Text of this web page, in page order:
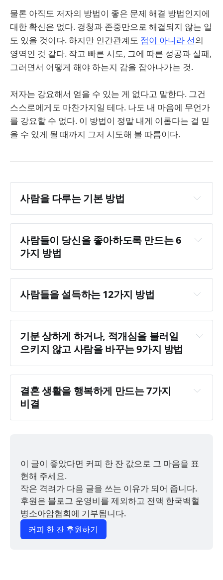
물론 아직도 저자의 방법이 좋은 문제 해결 방법인지에
대한 확신은 없다. 경청과 존중만으로 해결되지 않는 일
도 있을 것이다. 하지만 인간관계도 점이 아니라 선의
영역인 것 같다. 작고 빠른 시도, 그에 따른 성공과 실패,
그러면서 어떻게 해야 하는지 감을 잡아나가는 것.
저자는 강요해서 얻을 수 있는 게 없다고 말한다. 그건
스스로에게도 마찬가지일 테다. 나도 내 마음에 무언가
를 강요할 수 없다. 이 방법이 정말 내게 이롭다는 걸 믿
을 수 있게 될 때까지 그저 시도해 볼 따름이다.
사람을 다루는 기본 방법
비판하거나, 비난하거나, 불평하지 말라.
다른 사람에게 열렬한 욕구를 불러일으켜라.
사람들이 당신을 좋아하도록 만드는 6
가지 방법
다른 사람에게 진심으로 관심을 가져라.
상대방의 이름은 그에게 있어서 모든 말 중에서
가장 달콤하고 중요한 말로 들린다는 점을 명심
잘 듣는 사람이 되어라. 다른 사람들이 자신에 대
해 이야기하도록 만들어라.
다른 사람의 관심사에 맞춰 이야기하라.
다른 사람으로 하여금 자신이 중요한 사람이라
고 느끼게 만들어라. 진심으로 그렇게 행동하라.
사람들을 설득하는 12가지 방법
논쟁을 이기는 유일한 방법은 논쟁을 피하는 것
이다.
다른 사람의 의견을 존중하라. 절대로 그 사람이
틀렸다고 이야기하지 마라.
당신이 틀렸다면 빨리, 분명히 인정하라.
다른 사람들로 하여금 당장 '네, 네'라고 말하게
하라.
진심으로 다른 사람의 관점에서 사물을 보려 애
써라.
다른 사람들의 생각과 욕망에 공감하라.
고상한 동기에 호소하라.
당신의 생각을 극화하라.
기분 상하게 하거나, 적개심을 불러일
으키지 않고 사람을 바꾸는 9가지 방법
칭찬과 진심에서 우러나온 감사로 대화를 시작
하라.
사람들의 잘못을 간접적으로 지적하라.
다른 사람을 비판하기 전에 자신의 실수부터 이
야기하라.
약간의 발전만 있어도 칭찬하고, 발전이 있을 때
마다 칭찬하라. "진심으로 인정하고 칭찬을 아끼
지 말라."
기꺼이 부응할 만한 평판을 부여하라.
격려하라. 고쳐 주고 싶은 잘못은 고치기 쉬운 잘
못처럼 보이게 하라. 다른 사람이 해 주었으면 하
결혼 생활을 행복하게 만드는 7가지
비결
잔소리하지 마라.
진심으로 칭찬해 주어라.
작은 관심을 보여라.
예의를 차려라.
결혼의 성적 측면에 관한 좋은 책을 읽어라.
이 글이 좋았다면 커피 한 잔 값으로 그 마음을 표
현해 주세요.
작은 격려가 다음 글을 쓰는 이유가 되어 줍니다.
후원은 블로그 운영비를 제외하고 전액 한국백혈
병소아암협회에 기부됩니다.
커피 한 잔 후원하기